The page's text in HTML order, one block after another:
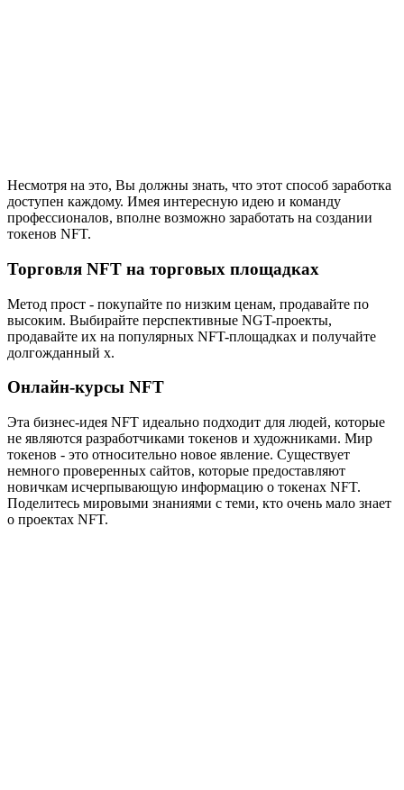
Несмотря на это, Вы должны знать, что этот способ заработка
доступен каждому. Имея интересную идею и команду
профессионалов, вполне возможно заработать на создании
токенов NFT.
Торговля NFT на торговых площадках
Метод прост - покупайте по низким ценам, продавайте по
высоким. Выбирайте перспективные NGT-проекты,
продавайте их на популярных NFT-площадках и получайте
долгожданный x.
Онлайн-курсы NFT
Эта бизнес-идея NFT идеально подходит для людей, которые
не являются разработчиками токенов и художниками. Мир
токенов - это относительно новое явление. Существует
немного проверенных сайтов, которые предоставляют
новичкам исчерпывающую информацию о токенах NFT.
Поделитесь мировыми знаниями с теми, кто очень мало знает
о проектах NFT.